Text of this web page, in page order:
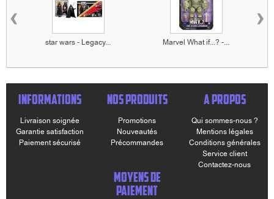
star wars - Legacy... Marvel What if...? -...
‹ ›
INFORMATIONS
Livraison soignée
Garantie satisfaction
Paiement sécurisé
NOS PRODUITS
Promotions
Nouveautés
Précommandes
A PROPOS
Qui sommes-nous ?
Mentions légales
Conditions générales
Service client
Contactez-nous
MOYENS DE
PAIEMENT